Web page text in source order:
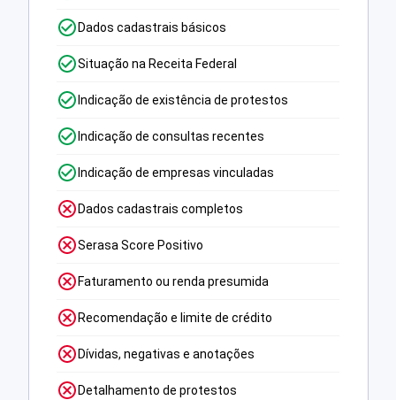
Dados cadastrais básicos
Situação na Receita Federal
Indicação de existência de protestos
Indicação de consultas recentes
Indicação de empresas vinculadas
Dados cadastrais completos
Serasa Score Positivo
Faturamento ou renda presumida
Recomendação e limite de crédito
Dívidas, negativas e anotações
Detalhamento de protestos